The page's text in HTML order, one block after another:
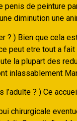
penis de peinture
diminution une
? ) Bien que cela
peut etre tout a
la plupart des
inlassablement
? ) Ce
chirurgicale